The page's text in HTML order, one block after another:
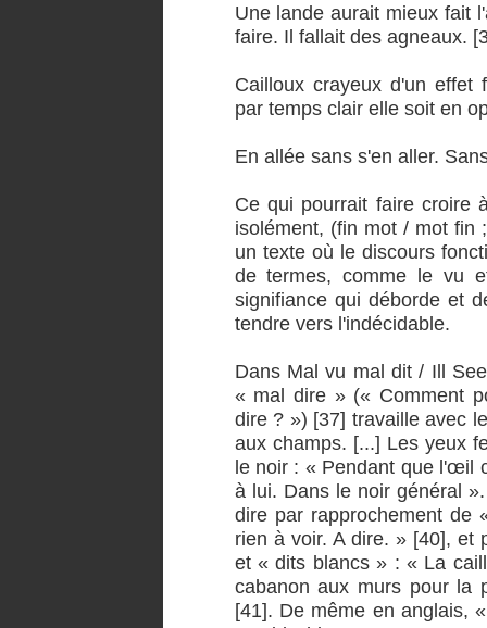
Une lande aurait mieux fait
faire. Il fallait des agneaux.
Cailloux crayeux d'un effet
par temps clair elle soit en
En allée sans s'en aller.
Ce qui pourrait faire croire
isolément, (fin mot / mot fin
un texte où le discours
de termes, comme le vu
signifiance qui déborde et
tendre vers l'indécidable.
Dans Mal vu mal dit / Ill
« mal dire » (« Comment
dire ? ») [37] travaille avec
aux champs. [...] Les yeux
le noir : « Pendant que l'œil
à lui. Dans le noir général
dire par rapprochement
rien à voir. A dire. » [40], et
et « dits blancs » : « La
cabanon aux murs pour la
[41]. De même en anglais,